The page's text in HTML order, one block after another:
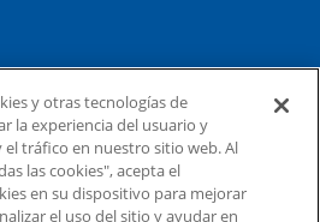
y otras tecnologías de
la experiencia del usuario y
tráfico en nuestro sitio web. Al
las cookies", acepta el
en su dispositivo para mejorar
el uso del sitio y ayudar en